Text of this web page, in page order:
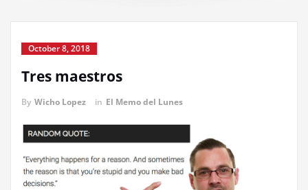
October 8, 2018
Tres maestros
By Wicho Lopez in El Memo del Lunes